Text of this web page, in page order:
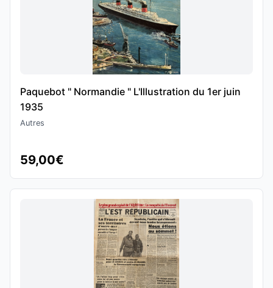
Paquebot " Normandie " L'Illustration du 1er juin
1935
Autres
59,00€